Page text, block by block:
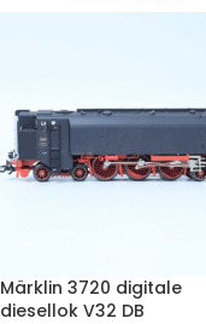
Märklin 3720 digitale
diesellok V32 DB